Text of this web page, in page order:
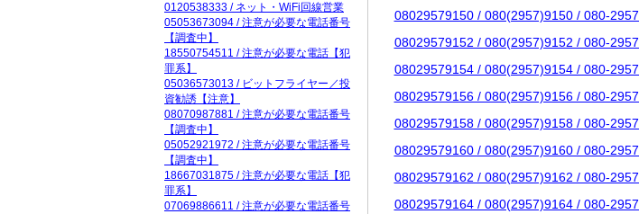
08029579150 / 080(2957)9150 / 080-
08029579152 / 080(2957)9152 / 080-
08029579154 / 080(2957)9154 / 080-
08029579156 / 080(2957)9156 / 080-
08029579158 / 080(2957)9158 / 080-
08029579160 / 080(2957)9160 / 080-
08029579162 / 080(2957)9162 / 080-
08029579164 / 080(2957)9164 / 080-
0120538333 / ネット・WiFi回線営業
05053673094 / 注意が必要な電話番号
【調査中】
18550754511 / 注意が必要な電話【犯
罪系】
05036573013 / ビットフライヤー／投
資勧誘【注意】
08070987881 / 注意が必要な電話番号
【調査中】
05052921972 / 注意が必要な電話番号
【調査中】
18667031875 / 注意が必要な電話【犯
罪系】
07069886611 / 注意が必要な電話番号